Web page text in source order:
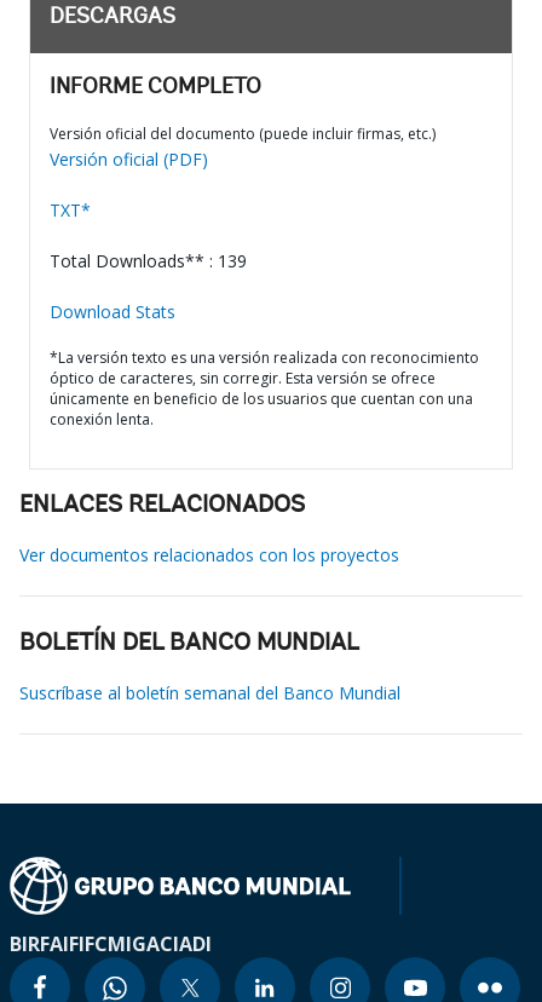
DESCARGAS
INFORME COMPLETO
Versión oficial del documento (puede incluir firmas, etc.)
Versión oficial (PDF)
TXT*
Total Downloads** : 139
Download Stats
*La versión texto es una versión realizada con reconocimiento
óptico de caracteres, sin corregir. Esta versión se ofrece
únicamente en beneficio de los usuarios que cuentan con una
conexión lenta.
ENLACES RELACIONADOS
Ver documentos relacionados con los proyectos
BOLETÍN DEL BANCO MUNDIAL
Suscríbase al boletín semanal del Banco Mundial
BIRFAIFIFCMIGACIADI